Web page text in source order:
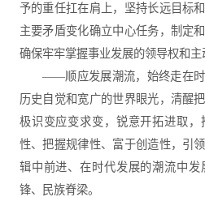
予的重任扛在肩上，坚持长远目标
主要矛盾变化确立中心任务，制定
确保牢牢掌握事业发展的领导权和主
——顺应发展潮流，始终走在时
历史自觉和宽广的世界眼光，清醒
极识变应变求变，锐意开拓进取
性、把握规律性、富于创造性，引
辑中前进、在时代发展的潮流中
锋、民族脊梁。